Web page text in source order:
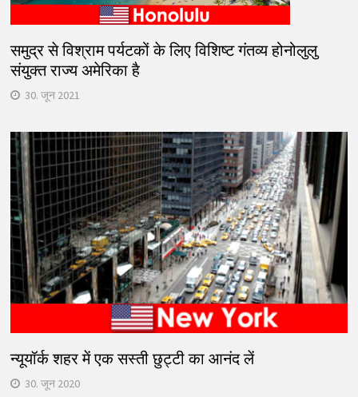
समुद्र से विश्राम पर्यटकों के लिए विशिष्ट गंतव्य होनोलुलु
संयुक्त राज्य अमेरिका है
30. जून 2021
न्यूयॉर्क शहर में एक सस्ती छुट्टी का आनंद लें
30. जून 2020